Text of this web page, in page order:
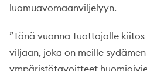
luomuavomaanviljelyyn.
”Tänä vuonna Tuottajalle
viljaan, joka on meille sydämen
ympäristötavoitteet